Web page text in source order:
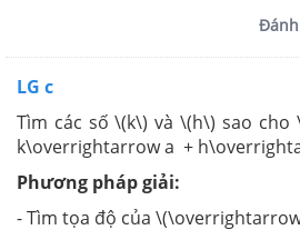
LG c
Tìm các số \(k\) và \(h\) sao
k\overrightarrow a +
Phương pháp giải:
- Tìm tọa độ của